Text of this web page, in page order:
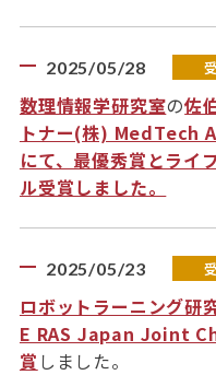
2025/05/28
数理情報学研究室の佐
トナー(株) MedTech
にて、最優秀賞とライ
ル受賞しました。
2025/05/23
ロボットラーニング研
E RAS Japan Joint
賞 しました。